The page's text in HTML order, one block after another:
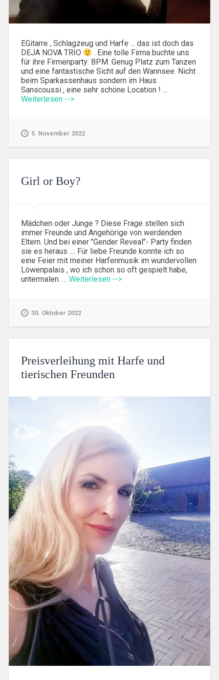
EGitarre , Schlagzeug und Harfe ... das ist doch das
DEJA NOVA TRIO
. Eine tolle Firma buchte uns
für ihre Firmenparty: BPM. Genug Platz zum Tanzen
und eine fantastische Sicht auf den Wannsee. Nicht
beim Sparkassenhaus sondern im Haus
Sanscoussi , eine sehr schöne Location ! …
Weiterlesen -->
5. November 2022
Girl or Boy?
Mädchen oder Junge ? Diese Frage stellen sich
immer Freunde und Angehörige von werdenden
Eltern. Und bei einer "Gender Reveal"- Party finden
sie es heraus .... Für liebe Freunde konnte ich so
eine Feier mit meiner Harfenmusik im wundervollen
Löwenpalais , wo ich schon so oft gespielt habe,
untermalen. … Weiterlesen -->
30. Oktober 2022
Preisverleihung mit Harfe und
tierischen Freunden